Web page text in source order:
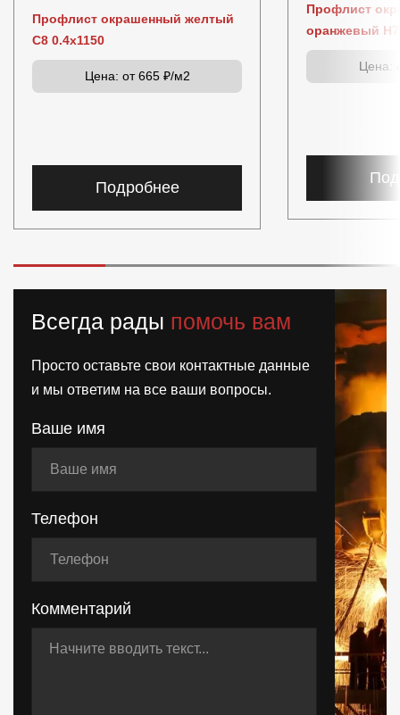
Профлист окрашенный желтый
C8 0.4x1150
Цена: от 665 ₽/м2
Подробнее
Профлист
оранжевый
Цена:
Всегда рады помочь вам
Просто оставьте свои контактные данные
и мы ответим на все ваши вопросы.
Ваше имя
Телефон
Комментарий